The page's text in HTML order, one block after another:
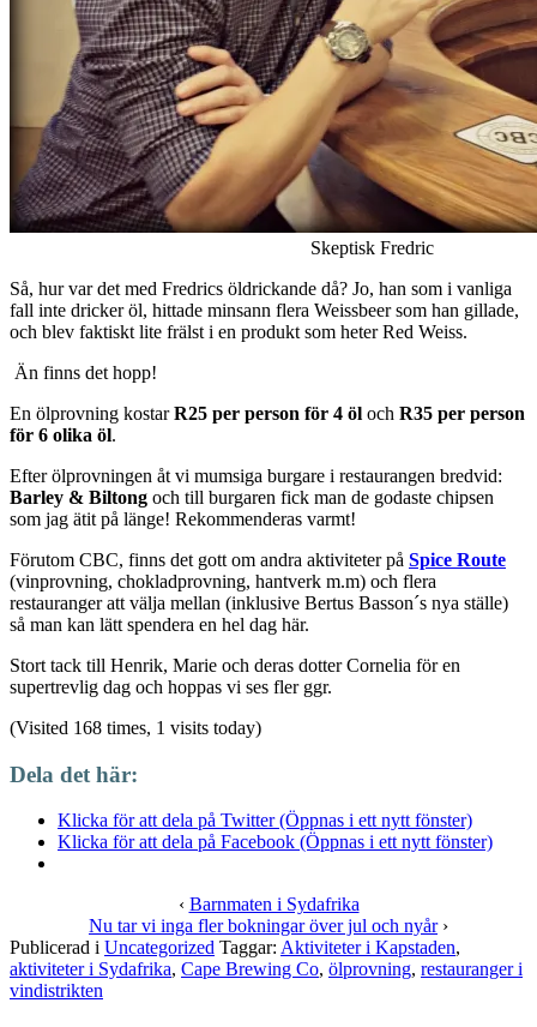
Skeptisk Fredric
Så, hur var det med Fredrics öldrickande då? Jo, han som i vanliga
fall inte dricker öl, hittade minsann flera Weissbeer som han gillade,
och blev faktiskt lite frälst i en produkt som heter Red Weiss.
Än finns det hopp!
En ölprovning kostarR25 per person för 4 öl och R35 per person
för 6 olika öl.
Efter ölprovningen åt vi mumsiga burgare i restaurangen bredvid:
Barley & Biltong och till burgaren fick man de godaste chipsen
som jag ätit på länge! Rekommenderas varmt!
Förutom CBC, finns det gott om andra aktiviteter på Spice Route
(vinprovning, chokladprovning, hantverk m.m) och flera
restauranger att välja mellan (inklusive Bertus Basson´s nya ställe)
så man kan lätt spendera en hel dag här.
Stort tack till Henrik, Marie och deras dotter Cornelia för en
supertrevlig dag och hoppas vi ses fler ggr.
(Visited 168 times, 1 visits today)
Dela det här:
Klicka för att dela på Twitter (Öppnas i ett nytt fönster)
Klicka för att dela på Facebook (Öppnas i ett nytt fönster)
‹ Barnmaten i Sydafrika
Nu tar vi inga fler bokningar över jul och nyår›
Publicerad i Uncategorized Taggar: Aktiviteter i Kapstaden,
aktiviteter i Sydafrika, Cape Brewing Co, ölprovning, restauranger i
vindistrikten